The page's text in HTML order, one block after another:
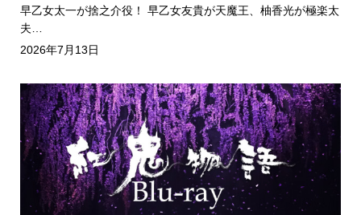
早乙女太一が捨之介役！ 早乙女友貴が天魔王、柚香光が極楽太
夫…
2026年7月13日